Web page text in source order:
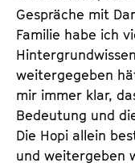
Gespräche mit
Familie habe ich
weitergege­ben
mir immer klar,
Bedeutung und
Die Hopi allein
und weitergeben